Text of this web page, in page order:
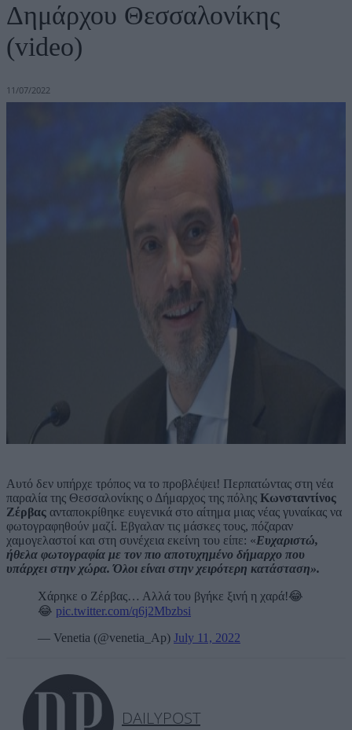
Δημάρχου Θεσσαλονίκης
(video)
11/07/2022
Αυτό δεν υπήρχε τρόπος να το προβλέψει! Περπατώντας στη νέα
παραλία της Θεσσαλονίκης ο Δήμαρχος της πόλης Κωνσταντίνος
Ζέρβας ανταποκρίθηκε ευγενικά στο αίτημα μιας νέας γυναίκας να
φωτογραφηθούν μαζί. Εβγαλαν τις μάσκες τους, πόζαραν
χαμογελαστοί και στη συνέχεια εκείνη του είπε: «Ευχαριστώ,
ήθελα φωτογραφία με τον πιο αποτυχημένο δήμαρχο που
υπάρχει στην χώρα. Όλοι είναι στην χειρότερη κατάσταση».
Χάρηκε ο Ζέρβας… Αλλά του βγήκε ξινή η χαρά!😂
😂 pic.twitter.com/q6j2Mbzbsi
— Venetia (@venetia_Ap) July 11, 2022
DAILYPOST